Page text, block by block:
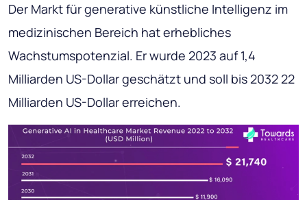
Der Markt für generative künstliche Intelligenz im
medizinischen Bereich hat erhebliches
Wachstumspotenzial. Er wurde 2023 auf 1,4
Milliarden US-Dollar geschätzt und soll bis 2032 22
Milliarden US-Dollar erreichen.